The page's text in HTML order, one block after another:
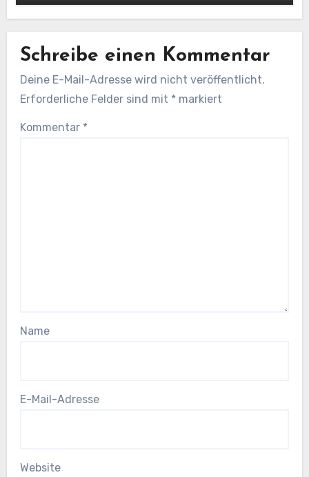
Schreibe einen Kommentar
Deine E-Mail-Adresse wird nicht veröffentlicht.
Erforderliche Felder sind mit * markiert
Kommentar *
Name
E-Mail-Adresse
Website